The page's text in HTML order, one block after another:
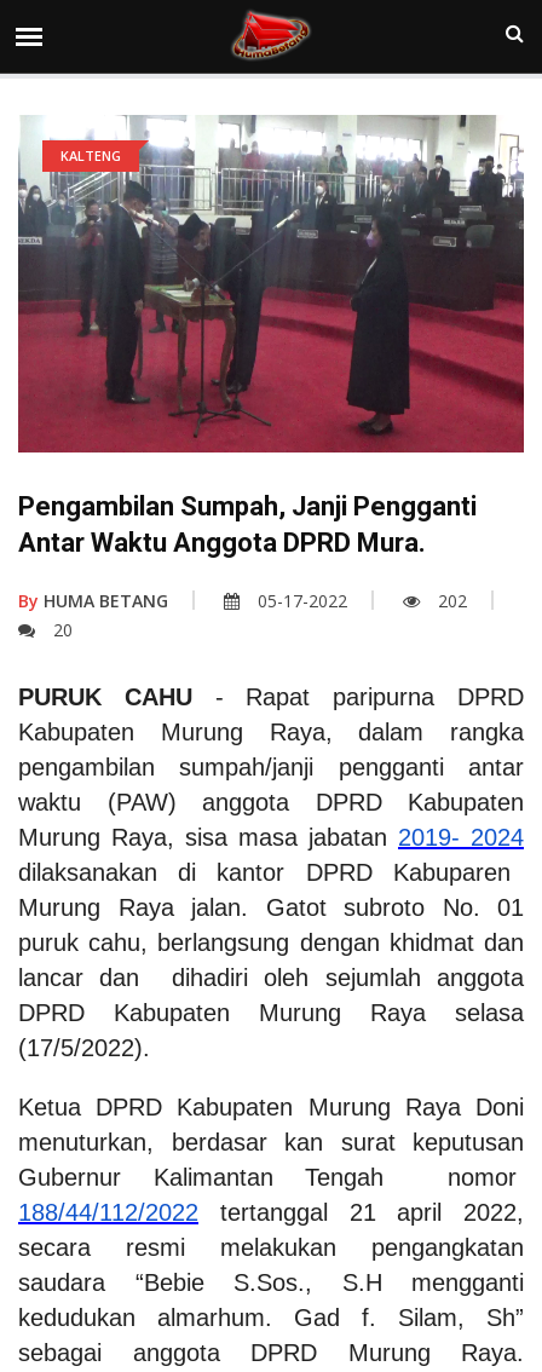
KALTENG
Pengambilan Sumpah, Janji Pengganti
Antar Waktu Anggota DPRD Mura.
By HUMA BETANG 05-17-2022
202
20
PURUK CAHU- Rapat paripurna DPRD
Kabupaten Murung Raya, dalam rangka
pengambilan sumpah/janji pengganti antar
waktu (PAW) anggota DPRD Kabupaten
Murung Raya, sisa masa jabatan 2019- 2024
dilaksanakan di kantor DPRD Kabuparen
Murung Raya jalan. Gatot subroto No. 01
puruk cahu, berlangsung dengan khidmat dan
lancar dan dihadiri oleh sejumlah anggota
DPRD Kabupaten Murung Raya selasa
(17/5/2022).
Ketua DPRD Kabupaten Murung Raya Doni
menuturkan, berdasar kan surat keputusan
Gubernur Kalimantan Tengah nomor
188/44/112/2022 tertanggal 21 april 2022,
secara resmi melakukan pengangkatan
saudara “Bebie S.Sos., S.H mengganti
kedudukan almarhum. Gad f. Silam, Sh”
sebagai anggota DPRD Murung Raya.